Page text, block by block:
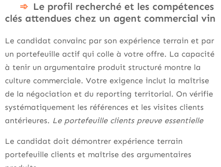
Le profil recherché et les compétences
clés attendues chez un agent commercial vin
Le candidat convainc par son expérience terrain et par
un portefeuille actif qui colle à votre offre. La capacité
à tenir un argumentaire produit structuré montre la
culture commerciale. Votre exigence inclut la maîtrise
de la négociation et du reporting territorial. On vérifie
systématiquement les références et les visites clients
antérieures. Le portefeuille clients preuve essentielle
Le candidat doit démontrer expérience terrain
portefeuille clients et maîtrise des argumentaires